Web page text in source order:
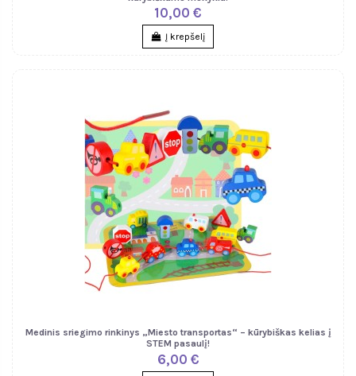
10,00 €
Į krepšelį
Medinis sriegimo rinkinys „Miesto transportas“ – kūrybiškas kelias į
STEM pasaulį!
6,00 €